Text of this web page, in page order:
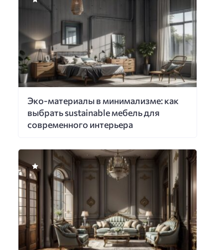
Эко-материалы в минимализме: как
выбрать sustainable мебель для
современного интерьера